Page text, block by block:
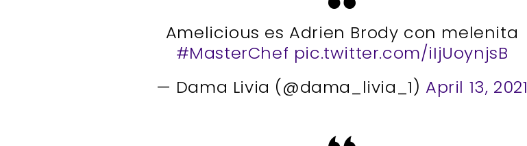
Amelicious es Adrien Brody con melenita
#MasterChef pic.twitter.com/iIjUoynjsB
— Dama Livia (@dama_livia_1) April 13, 2021